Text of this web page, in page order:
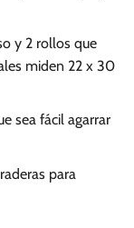
y 2 rollos que
miden 22 x 30
sea fácil agarrar
para